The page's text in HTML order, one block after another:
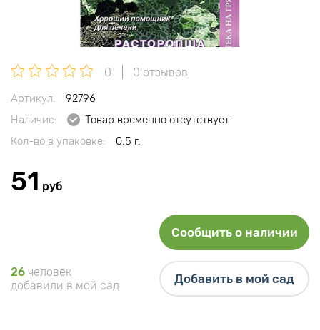
0 0 отзывов
Артикул:
92796
Наличие:
Товар временно отсутствует
Кол-во в упаковке:
0.5 г.
51 руб
Сообщить о наличии
26 человек
добавили в мой сад
Добавить в мой сад